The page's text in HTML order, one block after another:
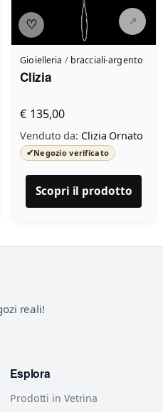
♡
Gioielleria / bracciali-argento
Clizia
€ 135,00
Venduto da: Clizia Ornato
✔Negozio verificato
Scopri il prodotto
reali!
Esplora
Prodotti in Vetrina